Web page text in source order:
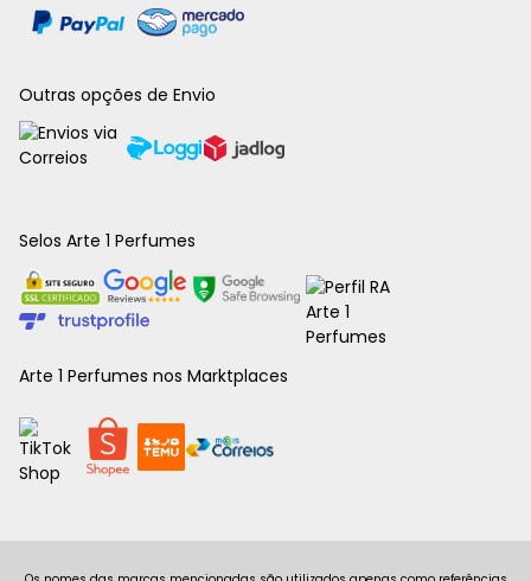
Outras opções de Envio
Selos Arte 1 Perfumes
Arte 1 Perfumes nos Marktplaces